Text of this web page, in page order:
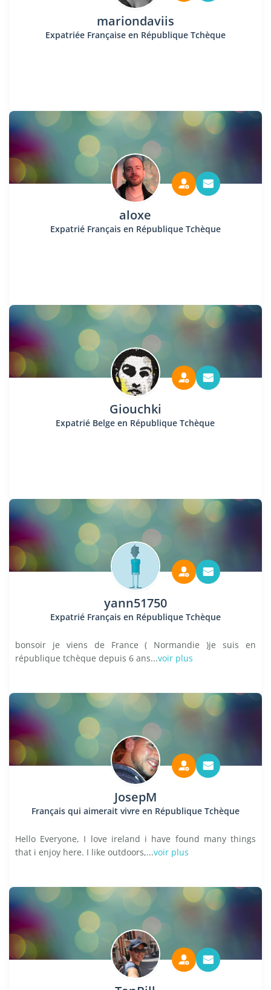
mariondaviis
Expatriée Française en République Tchèque
aloxe
Expatrié Français en République Tchèque
Giouchki
Expatrié Belge en République Tchèque
yann51750
Expatrié Français en République Tchèque
bonsoir je viens de France ( Normandie )je suis en
république tchèque depuis 6 ans...voir plus
JosepM
Français qui aimerait vivre en République Tchèque
Hello Everyone, I love ireland i have found many things
that i enjoy here. I like outdoors,...voir plus